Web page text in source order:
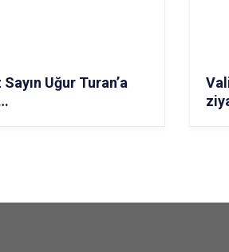
Uğur Turan’a